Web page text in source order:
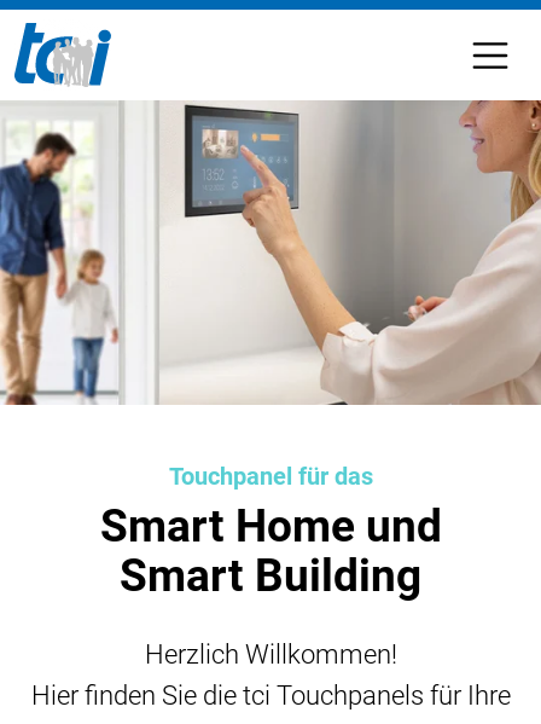
Touchpanel für das
Smart Home und
Smart Building
Herzlich Willkommen!
Hier finden Sie die tci Touchpanels für Ihre